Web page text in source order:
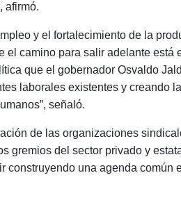
afirmó.
y el fortalecimiento de la
el camino para salir adelante está
que el gobernador Osvaldo
laborales existentes y creando
señaló.
de las organizaciones
gremios del sector privado y
construyendo una agenda común